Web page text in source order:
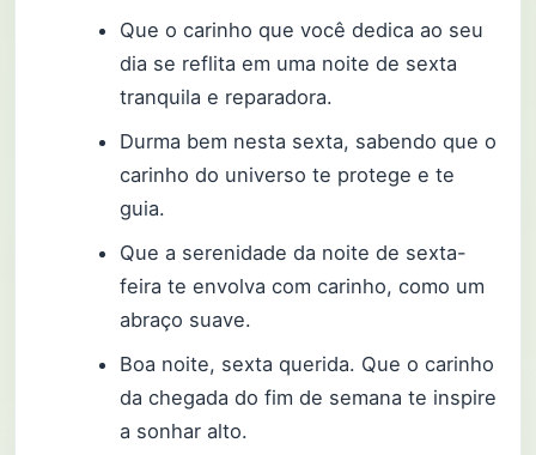
Que o carinho que você dedica ao seu
dia se reflita em uma noite de sexta
tranquila e reparadora.
Durma bem nesta sexta, sabendo que o
carinho do universo te protege e te
guia.
Que a serenidade da noite de sexta-
feira te envolva com carinho, como um
abraço suave.
Boa noite, sexta querida. Que o carinho
da chegada do fim de semana te inspire
a sonhar alto.